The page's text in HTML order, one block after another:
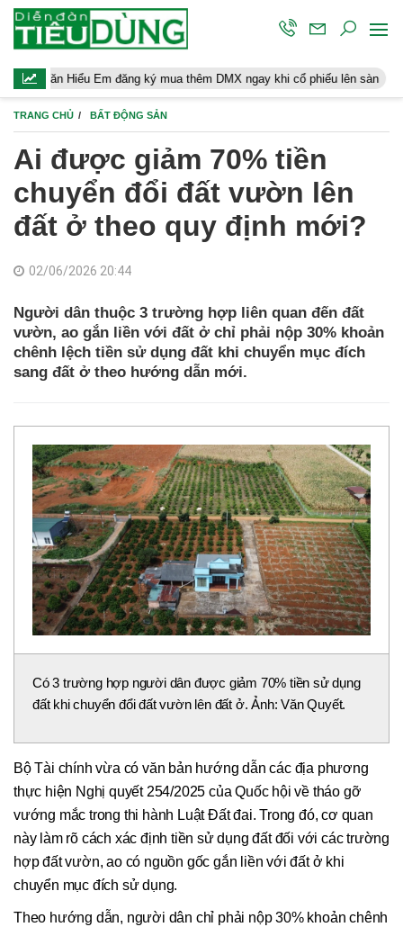
Hiểu Em đăng ký mua thêm DMX ngay khi cổ phiếu lên sàn
TRANG CHỦ BẤT ĐỘNG SẢN
Ai được giảm 70% tiền
chuyển đổi đất vườn lên
đất ở theo quy định mới?
02/06/2026 20:44
Người dân thuộc 3 trường hợp liên quan đến đất
vườn, ao gắn liền với đất ở chỉ phải nộp 30% khoản
chênh lệch tiền sử dụng đất khi chuyển mục đích
sang đất ở theo hướng dẫn mới.
Có 3 trường hợp người dân được giảm 70% tiền sử dụng
đất khi chuyển đổi đất vườn lên đất ở. Ảnh: Văn Quyết.
Bộ Tài chính vừa có văn bản hướng dẫn các địa phương
thực hiện Nghị quyết 254/2025 của Quốc hội về tháo gỡ
vướng mắc trong thi hành Luật Đất đai. Trong đó, cơ quan
này làm rõ cách xác định tiền sử dụng đất đối với các trường
hợp đất vườn, ao có nguồn gốc gắn liền với đất ở khi
chuyển mục đích sử dụng.
Theo hướng dẫn, người dân chỉ phải nộp 30% khoản chênh